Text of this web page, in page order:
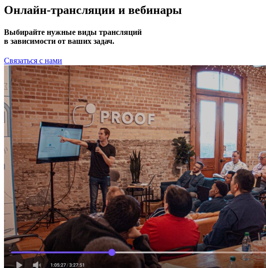
Онлайн-трансляции и вебинары
Выбирайте нужные виды трансляций
в зависимости от ваших задач.
Связаться с нами